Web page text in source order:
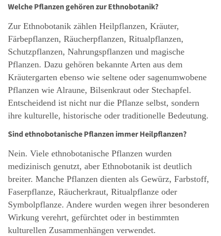
Welche Pflanzen gehören zur Ethnobotanik?
Zur Ethnobotanik zählen Heilpflanzen, Kräuter,
Färbepflanzen, Räucherpflanzen, Ritualpflanzen,
Schutzpflanzen, Nahrungspflanzen und magische
Pflanzen. Dazu gehören bekannte Arten aus dem
Kräutergarten ebenso wie seltene oder sagenumwobene
Pflanzen wie Alraune, Bilsenkraut oder Stechapfel.
Entscheidend ist nicht nur die Pflanze selbst, sondern
ihre kulturelle, historische oder traditionelle Bedeutung.
Sind ethnobotanische Pflanzen immer Heilpflanzen?
Nein. Viele ethnobotanische Pflanzen wurden
medizinisch genutzt, aber Ethnobotanik ist deutlich
breiter. Manche Pflanzen dienten als Gewürz, Farbstoff,
Faserpflanze, Räucherkraut, Ritualpflanze oder
Symbolpflanze. Andere wurden wegen ihrer besonderen
Wirkung verehrt, gefürchtet oder in bestimmten
kulturellen Zusammenhängen verwendet.